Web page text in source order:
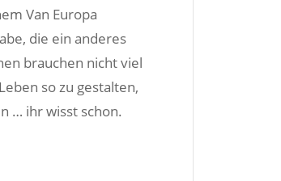
Van Europa
die ein anderes
brauchen nicht viel
so zu gestalten,
… ihr wisst schon.